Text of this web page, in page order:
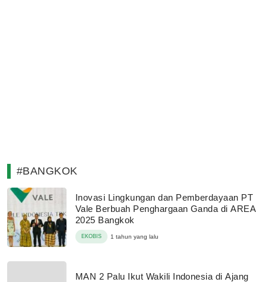
#BANGKOK
Inovasi Lingkungan dan Pemberdayaan PT
Vale Berbuah Penghargaan Ganda di AREA
2025 Bangkok
EKOBIS 1 tahun yang lalu
MAN 2 Palu Ikut Wakili Indonesia di Ajang